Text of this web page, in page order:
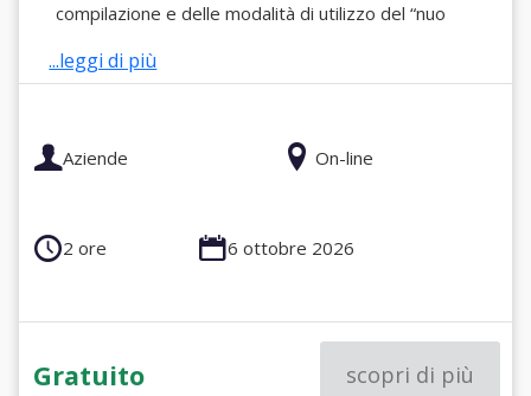
compilazione e delle modalità di utilizzo del “nuo
...leggi di più
Aziende On-line
2 ore 6 ottobre 2026
Gratuito scopri di più